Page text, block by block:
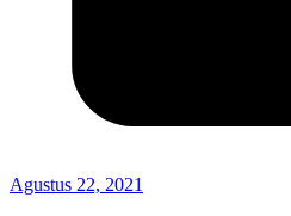
Agustus 22, 2021